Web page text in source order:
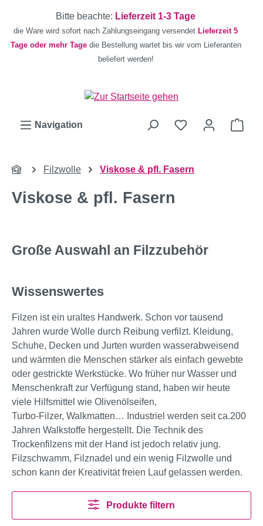
Zum Hauptinhalt springen
Bitte beachte: Lieferzeit 1-3 Tage
die Ware wird sofort nach Zahlungseingang versendet Lieferzeit 5
Tage oder mehr Tage die Bestellung wartet bis wir vom Lieferanten
beliefert werden!
Navigation
Filzwolle Viskose & pfl. Fasern
Viskose & pfl. Fasern
Große Auswahl an Filzzubehör
Wissenswertes
Filzen ist ein uraltes Handwerk. Schon vor tausend
Jahren wurde Wolle durch Reibung verfilzt. Kleidung,
Schuhe, Decken und Jurten wurden wasserabweisend
und wärmten die Menschen stärker als einfach gewebte
oder gestrickte Werkstücke. Wo früher nur Wasser und
Menschenkraft zur Verfügung stand, haben wir heute
viele Hilfsmittel wie Olivenölseifen,
Turbo-Filzer, Walkmatten… Industriel werden seit ca.200
Jahren Walkstoffe hergestellt. Die Technik des
Trockenfilzens mit der Hand ist jedoch relativ jung.
Filzschwamm, Filznadel und ein wenig Filzwolle und
schon kann der Kreativität freien Lauf gelassen werden.
Produkte filtern